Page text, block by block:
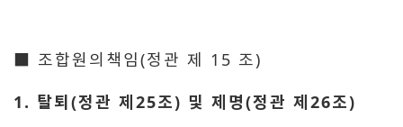
■ 조합원의책임(정관 제 15 조)
1. 탈퇴(정관 제25조) 및 제명(정관 제26조)